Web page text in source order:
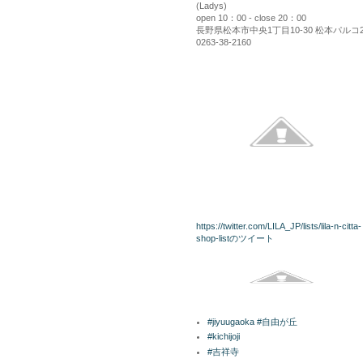
(Ladys)
open 10：00 - close 20：00
長野県松本市中央1丁目10-30 松本パルコ
0263-38-2160
https://twitter.com/LILA_JP/lists/lila-n-citta-
shop-listのツイート
Facebook
#jiyuugaoka #自由が丘
#kichijoji
#吉祥寺